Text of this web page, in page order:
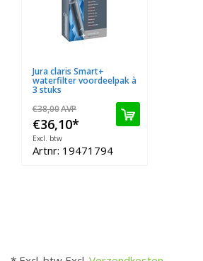
Jura claris Smart+
waterfilter voordeelpak à
3 stuks
€38,00AVP
€36,10*
Excl. btw
Artnr: 19471794